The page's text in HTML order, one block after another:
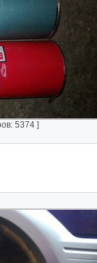
5374 ]